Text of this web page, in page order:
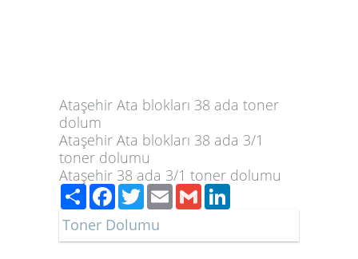
Ataşehir Ata blokları 38 ada toner
dolum
Ataşehir Ata blokları 38 ada 3/1
toner dolumu
Ataşehir 38 ada 3/1 toner dolumu
PaylaşFacebook
TwitterEmailGmail
Toner Dolumu